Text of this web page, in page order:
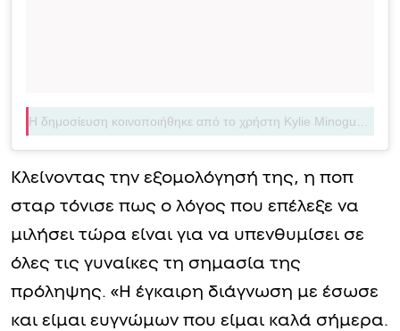
Κλείνοντας την εξομολόγησή της, η ποπ
σταρ τόνισε πως ο λόγος που επέλεξε να
μιλήσει τώρα είναι για να υπενθυμίσει σε
όλες τις γυναίκες τη σημασία της
πρόληψης. «Η έγκαιρη διάγνωση με έσωσε
και είμαι ευγνώμων που είμαι καλά σήμερα.